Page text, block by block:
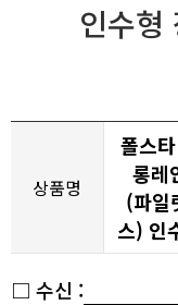
인수형
상품명
폴스
롱레
(파일
스) 인
□ 수신 :